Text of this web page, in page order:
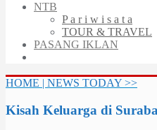
NTB
P a r i w i s a t a
TOUR & TRAVEL
PASANG IKLAN
HOME | NEWS TODAY >>
Kisah Keluarga di